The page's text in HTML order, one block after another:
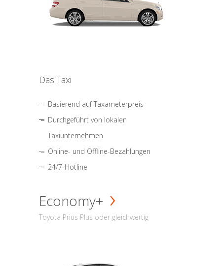
Das Taxi
Basierend auf Taxameterpreis
Durchgeführt von lokalen
Taxiunternehmen
Online- und Offline-Bezahlungen
24/7-Hotline
Economy+
Toyota Prius Plus oder gleichwertig